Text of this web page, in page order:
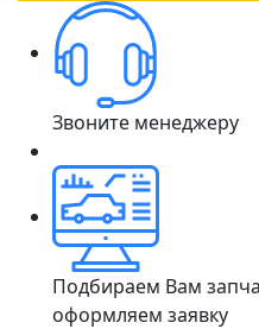
Звоните менеджеру
Подбираем Вам
оформляем заявку